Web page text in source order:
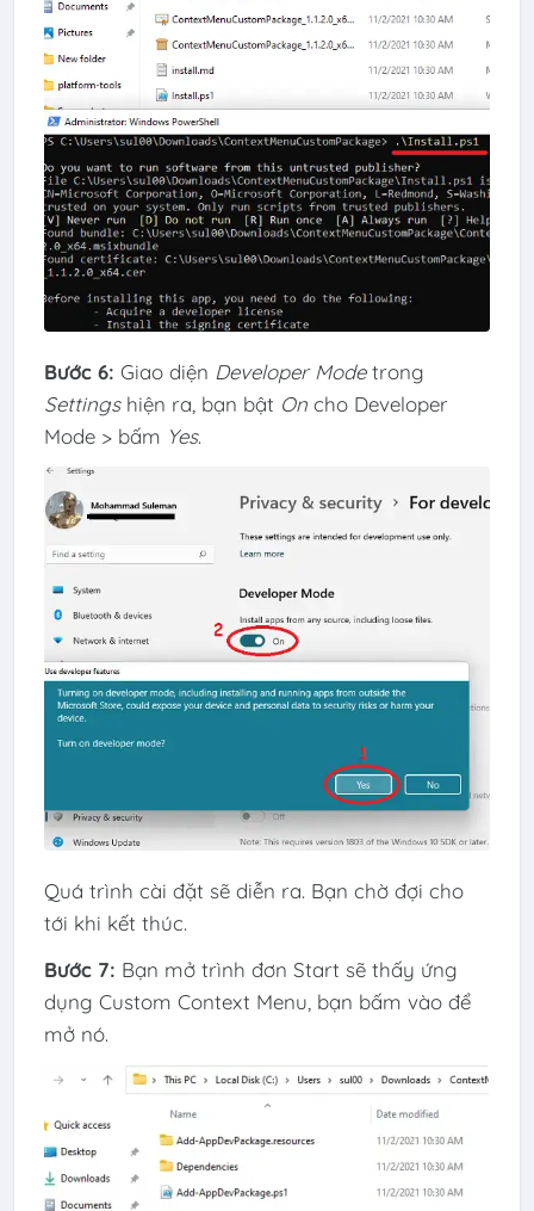
Bước 6: Giao diện Developer Modetrong
Settingshiện ra, bạn bật Oncho Developer
Mode > bấm Yes.
Quá trình cài đặt sẽ diễn ra. Bạn chờ đợi cho
tới khi kết thúc.
Bước 7: Bạn mở trình đơn Start sẽ thấy ứng
dụng Custom Context Menu, bạn bấm vào để
mở nó.